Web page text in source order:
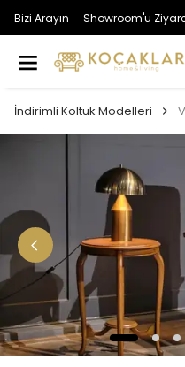
Bizi Arayın Showroom'u
İndirimli Koltuk Modelleri